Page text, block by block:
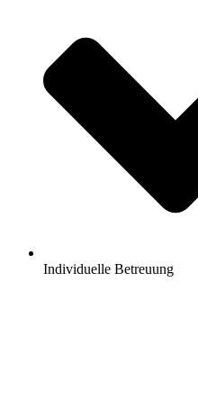
Individuelle Betreuung